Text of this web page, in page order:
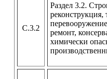
С.3.2
Раздел 3.2.
реконструкция,
ремонт,
химически